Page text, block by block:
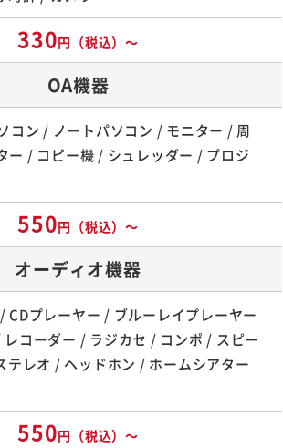
330円（税込）～
OA機器
コン / ノートパソコン / モニター / 周
ー / コピー機 / シュレッダー / プロジ
550円（税込）～
オーディオ機器
CDプレーヤー / ブルーレイプレーヤー
コーダー / ラジカセ / コンポ / スピー
テレオ / ヘッドホン / ホームシアター
550円（税込）～